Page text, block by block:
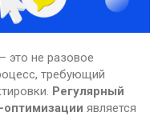
это не разовое
требующий
Регулярный
оптимизации является